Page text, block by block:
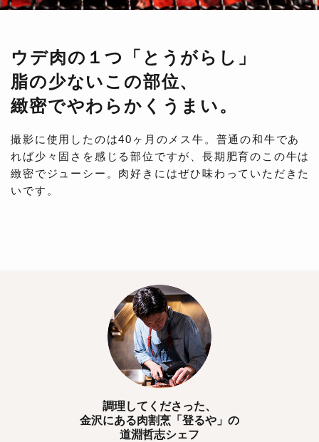
ウデ肉の１つ「とうがらし」
脂の少ないこの部位、
緻密でやわらかくうまい。
撮影に使用したのは40ヶ月のメス牛。普通の和牛であ
れば少々固さを感じる部位ですが、長期肥育のこの牛は
緻密でジューシー。肉好きにはぜひ味わっていただきた
いです。
調理してくださった、
金沢にある肉割烹「登るや」の
道淵哲志シェフ